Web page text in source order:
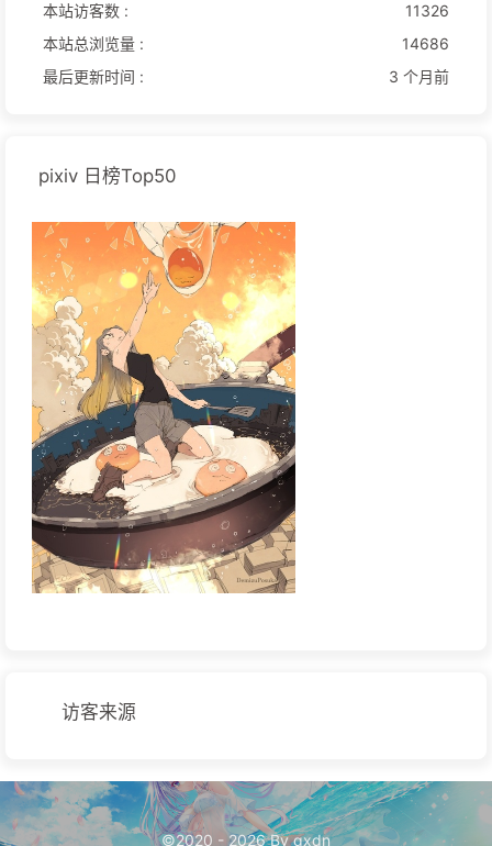
本站访客数 :
11326
本站总浏览量 :
14686
最后更新时间 :
3 个月前
pixiv 日榜Top50
访客来源
©2020 - 2026 By qxdn